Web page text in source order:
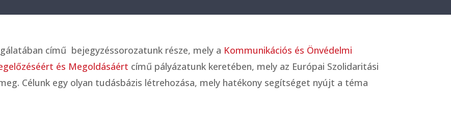
című bejegyzéssorozatunk része, mely a Kommunikációs és Önvédelmi
és Megoldásáért című pályázatunk keretében, mely az Európai Szolidaritási
Célunk egy olyan tudásbázis létrehozása, mely hatékony segítséget nyújt a téma